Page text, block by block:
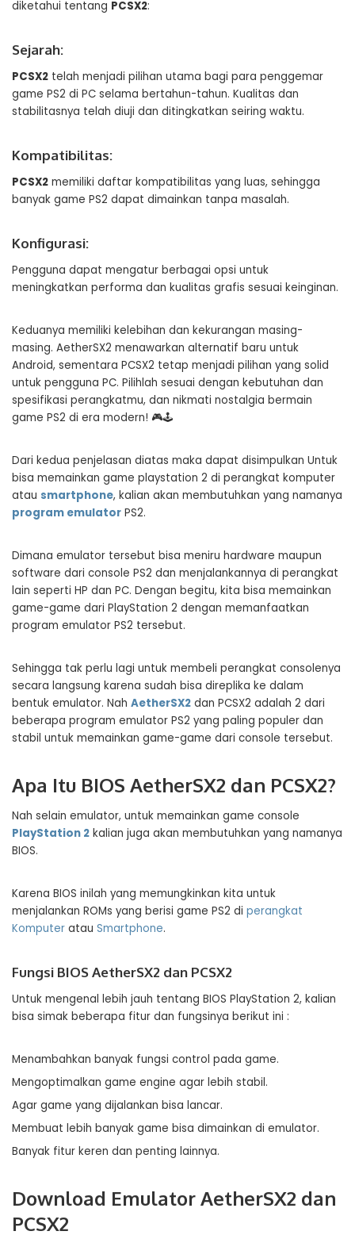
diketahui tentang PCSX2:
Sejarah:
PCSX2 telah menjadi pilihan utama bagi para penggemar
game PS2 di PC selama bertahun-tahun. Kualitas dan
stabilitasnya telah diuji dan ditingkatkan seiring waktu.
Kompatibilitas:
PCSX2 memiliki daftar kompatibilitas yang luas, sehingga
banyak game PS2 dapat dimainkan tanpa masalah.
Konfigurasi:
Pengguna dapat mengatur berbagai opsi untuk
meningkatkan performa dan kualitas grafis sesuai keinginan.
Keduanya memiliki kelebihan dan kekurangan masing-
masing. AetherSX2 menawarkan alternatif baru untuk
Android, sementara PCSX2 tetap menjadi pilihan yang solid
untuk pengguna PC. Pilihlah sesuai dengan kebutuhan dan
spesifikasi perangkatmu, dan nikmati nostalgia bermain
game PS2 di era modern! 🎮🕹️
Dari kedua penjelasan diatas maka dapat disimpulkan Untuk
bisa memainkan game playstation 2 di perangkat komputer
atau smartphone, kalian akan membutuhkan yang namanya
program emulator PS2.
Dimana emulator tersebut bisa meniru hardware maupun
software dari console PS2 dan menjalankannya di perangkat
lain seperti HP dan PC. Dengan begitu, kita bisa memainkan
game-game dari PlayStation 2 dengan memanfaatkan
program emulator PS2 tersebut.
Sehingga tak perlu lagi untuk membeli perangkat consolenya
secara langsung karena sudah bisa direplika ke dalam
bentuk emulator. Nah AetherSX2 dan PCSX2 adalah 2 dari
beberapa program emulator PS2 yang paling populer dan
stabil untuk memainkan game-game dari console tersebut.
Apa Itu BIOS AetherSX2 dan PCSX2?
Nah selain emulator, untuk memainkan game console
PlayStation 2 kalian juga akan membutuhkan yang namanya
BIOS.
Karena BIOS inilah yang memungkinkan kita untuk
menjalankan ROMs yang berisi game PS2 di perangkat
Komputer atau Smartphone.
Fungsi BIOS AetherSX2 dan PCSX2
Untuk mengenal lebih jauh tentang BIOS PlayStation 2, kalian
bisa simak beberapa fitur dan fungsinya berikut ini :
Menambahkan banyak fungsi control pada game.
Mengoptimalkan game engine agar lebih stabil.
Agar game yang dijalankan bisa lancar.
Membuat lebih banyak game bisa dimainkan di emulator.
Banyak fitur keren dan penting lainnya.
Download Emulator AetherSX2 dan
PCSX2